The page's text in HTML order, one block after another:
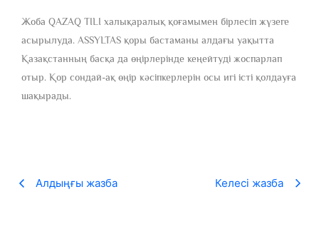
Жоба QAZAQ TILI халықаралық қоғамымен бірлесіп жүзеге
асырылуда. ASSYLTAS қоры бастаманы алдағы уақытта
Қазақстанның басқа да өңірлерінде кеңейтуді жоспарлап
отыр. Қор сондай-ақ өңір кәсіпкерлерін осы игі істі қолдауға
шақырады.
Алдыңғы жазба Келесі жазба